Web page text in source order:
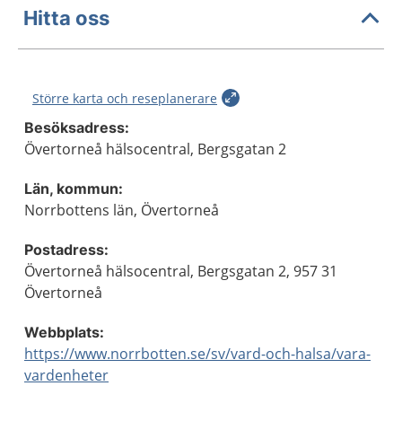
Hitta oss
Större karta och reseplanerare
Besöksadress:
Övertorneå hälsocentral, Bergsgatan 2
Län, kommun:
Norrbottens län, Övertorneå
Postadress:
Övertorneå hälsocentral, Bergsgatan 2, 957 31
Övertorneå
Webbplats:
https://www.norrbotten.se/sv/vard-och-halsa/vara-
vardenheter